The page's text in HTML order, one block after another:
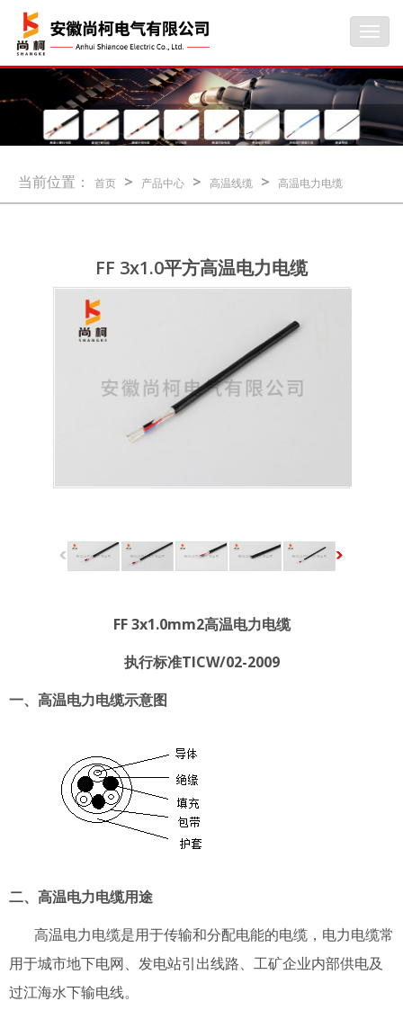
当前位置： 首页 > 产品中心 > 高温线缆 > 高温电力电缆
FF 3x1.0平方高温电力电缆
FF 3x1.0mm2高温电力电缆
执行标准TICW/02-2009
一、高温电力电缆示意图
二、高温电力电缆用途
高温电力电缆是用于传输和分配电能的电缆，电力电缆常
用于城市地下电网、发电站引出线路、工矿企业内部供电及
过江海水下输电线。